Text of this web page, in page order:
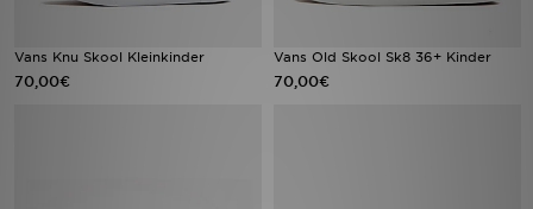
Vans Knu Skool Kleinkinder
70,00€
Vans Old Skool Sk8 36+ Kinder
70,00€